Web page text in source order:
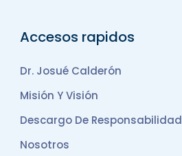
Accesos rapidos
Dr. Josué Calderón
Misión Y Visión
Descargo De Responsabilidad
Nosotros